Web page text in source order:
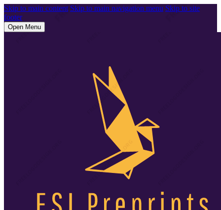
Skip to main content Skip to main navigation menu Skip to site
footer
Open Menu